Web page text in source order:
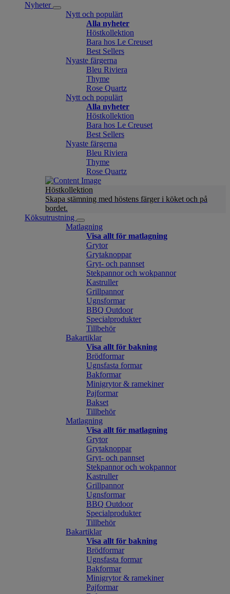
Nyheter
Nytt och populärt
Alla nyheter
Höstkollektion
Bara hos Le Creuset
Best Sellers
Nyaste färgerna
Bleu Riviera
Thyme
Rose Quartz
Nytt och populärt
Alla nyheter
Höstkollektion
Bara hos Le Creuset
Best Sellers
Nyaste färgerna
Bleu Riviera
Thyme
Rose Quartz
Höstkollektion
Skapa stämning med höstens färger i köket och på
bordet.
Köksutrustning
Matlagning
Visa allt för matlagning
Grytor
Grytaknoppar
Gryt- och pannset
Stekpannor och wokpannor
Kastruller
Grillpannor
Ugnsformar
BBQ Outdoor
Specialprodukter
Tillbehör
Bakartiklar
Visa allt för bakning
Brödformar
Ugnsfasta formar
Bakformar
Minigrytor & ramekiner
Pajformar
Bakset
Tillbehör
Matlagning
Visa allt för matlagning
Grytor
Grytaknoppar
Gryt- och pannset
Stekpannor och wokpannor
Kastruller
Grillpannor
Ugnsformar
BBQ Outdoor
Specialprodukter
Tillbehör
Bakartiklar
Visa allt för bakning
Brödformar
Ugnsfasta formar
Bakformar
Minigrytor & ramekiner
Pajformar